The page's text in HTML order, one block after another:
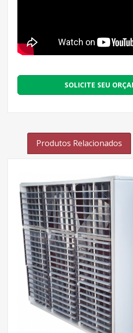
SOLICITE SEU
Produtos Relacionados